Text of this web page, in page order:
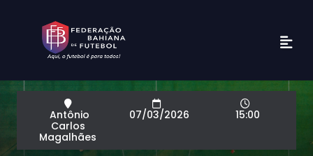
Antônio
Carlos
Magalhães
07/03/2026 15:00